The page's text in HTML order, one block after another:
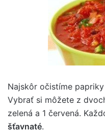
Najskôr očistíme
Vybrať si môžete z
zelená a 1 červená.
šťavnaté.